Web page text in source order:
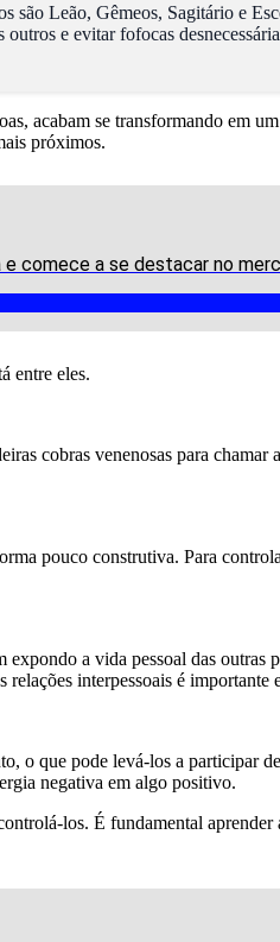
são Leão, Gêmeos, Sagitário e
e evitar fofocas
acabam se transformando em
próximos.
comece a se destacar no
entre eles.
cobras venenosas para
pouco construtiva. Para
a vida pessoal das outras
interpessoais é
o que pode levá-los a participar
negativa em algo positivo.
los. É fundamental